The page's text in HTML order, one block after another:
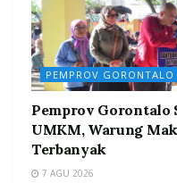
PEMPROV GORONTALO
Pemprov Gorontalo
UMKM, Warung
Terbanyak
7 AGU 2026